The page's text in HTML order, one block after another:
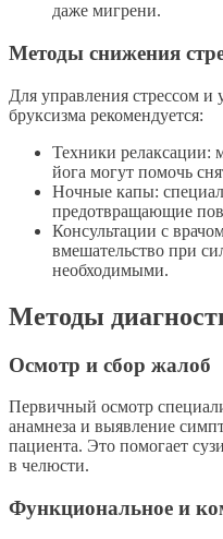
даже мигрени.
Методы снижения
Для управления стрессом и
бруксизма рекомендуется:
Техники релаксации:
йога могут помочь
Ночные капы:
предотвращающие
Консультации с
вмешательство при
необходимыми.
Методы
Осмотр и сбор жалоб
Первичный осмотр
анамнеза и выявление
пациента. Это помогает
в челюсти.
Функциональное и